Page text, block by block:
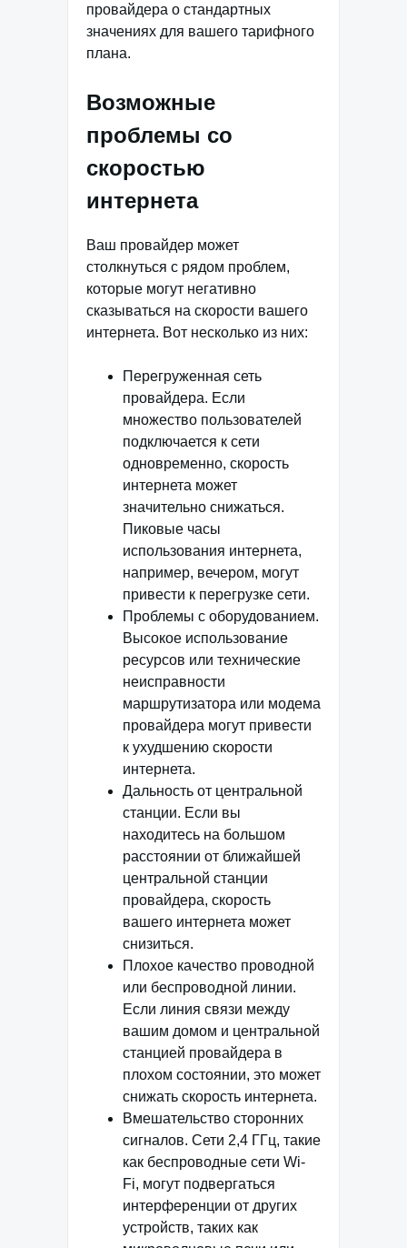
провайдера о стандартных
значениях для вашего тарифного
плана.
Возможные
проблемы со
скоростью
интернета
Ваш провайдер может
столкнуться с рядом проблем,
которые могут негативно
сказываться на скорости вашего
интернета. Вот несколько из них:
Перегруженная сеть
провайдера. Если
множество пользователей
подключается к сети
одновременно, скорость
интернета может
значительно снижаться.
Пиковые часы
использования интернета,
например, вечером, могут
привести к перегрузке сети.
Проблемы с оборудованием.
Высокое использование
ресурсов или технические
неисправности
маршрутизатора или модема
провайдера могут привести
к ухудшению скорости
интернета.
Дальность от центральной
станции. Если вы
находитесь на большом
расстоянии от ближайшей
центральной станции
провайдера, скорость
вашего интернета может
снизиться.
Плохое качество проводной
или беспроводной линии.
Если линия связи между
вашим домом и центральной
станцией провайдера в
плохом состоянии, это может
снижать скорость интернета.
Вмешательство сторонних
сигналов. Сети 2,4 ГГц, такие
как беспроводные сети Wi-
Fi, могут подвергаться
интерференции от других
устройств, таких как